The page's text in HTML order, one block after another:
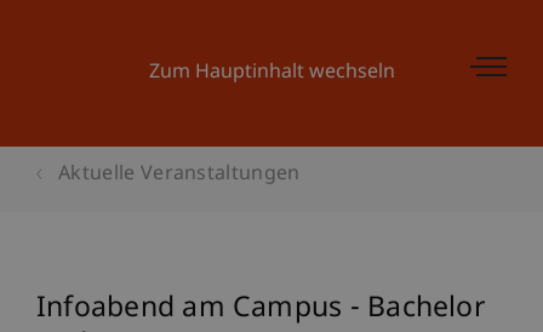
Zum Hauptinhalt wechseln
Aktuelle Veranstaltungen
Infoabend am Campus - Bachelor